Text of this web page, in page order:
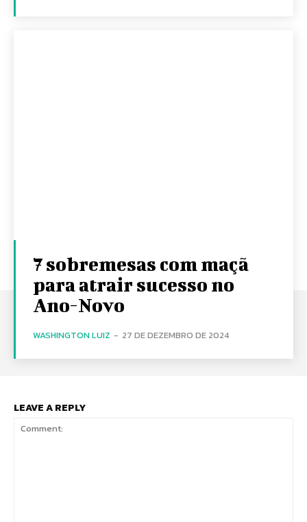
7 sobremesas com maçã
para atrair sucesso no
Ano-Novo
WASHINGTON LUIZ - 27 DE DEZEMBRO DE 2024
LEAVE A REPLY